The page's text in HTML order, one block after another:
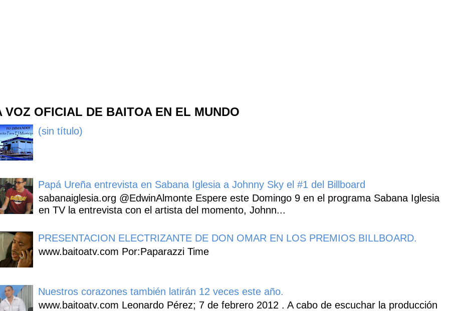
VOZ OFICIAL DE BAITOA EN EL MUNDO
(sin título)
Papá Ureña entrevista en Sabana Iglesia a Johnny Sky el #1 del Billboard
sabanaiglesia.org @EdwinAlmonte Espere este Domingo 9 en el programa Sabana Iglesia
en TV la entrevista con el artista del momento, Johnn...
PRESENTACION ELECTRIZANTE DE DON OMAR EN LOS PREMIOS BILLBOARD.
www.baitoatv.com Por:Paparazzi Time
Nuestros corazones también latirán 12 veces este año.
www.baitoatv.com Leonardo Pérez; 7 de febrero 2012 . A cabo de escuchar la producción